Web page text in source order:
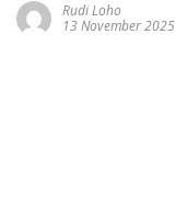
Rudi Loho
13 November 2025